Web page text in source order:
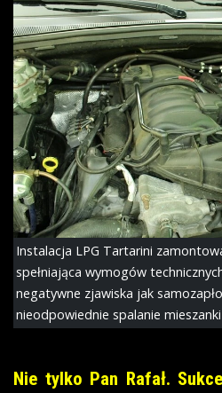
Instalacja LPG Tartarini
spełniająca wymogów
negatywne zjawiska jak
nieodpowiednie spalanie
Nie tylko Pan Rafał.